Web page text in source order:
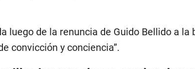
luego de la renuncia de Guido Bellido a la
convicción y conciencia”.